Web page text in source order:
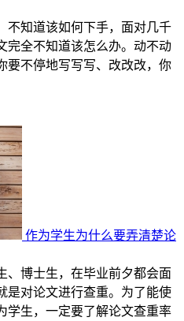
不知道该如何下手，面对几千
完全不知道该怎么办。动不动
要不停地写写写、改改改，你
作为学生为什么要弄清楚论
、博士生，在毕业前夕都会面
是对论文进行查重。为了能使
学生，一定要了解论文查重率